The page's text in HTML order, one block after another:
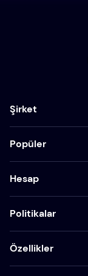
Şirket
Popüler
Hesap
Politikalar
Özellikler